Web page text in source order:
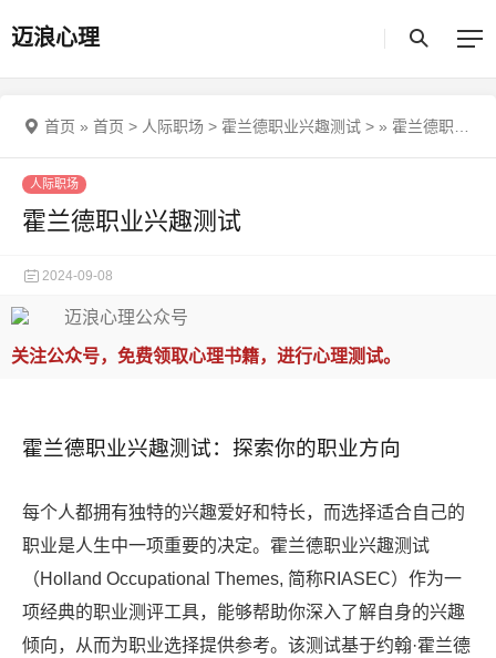
迈浪心理
首页 » 首页 > 人际职场 > 霍兰德职业兴趣测试 > » 霍兰德职业兴趣测试
人际职场
霍兰德职业兴趣测试
2024-09-08
关注公众号，免费领取心理书籍，进行心理测试。
霍兰德职业兴趣测试：探索你的职业方向
每个人都拥有独特的兴趣爱好和特长，而选择适合自己的
职业是人生中一项重要的决定。霍兰德职业兴趣测试
（Holland Occupational Themes, 简称RIASEC）作为一
项经典的职业测评工具，能够帮助你深入了解自身的兴趣
倾向，从而为职业选择提供参考。该测试基于约翰·霍兰德